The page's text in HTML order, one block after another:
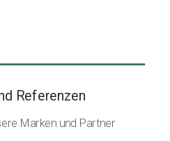
Referenzen
Marken und Partner